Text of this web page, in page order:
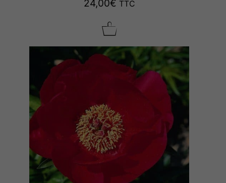
24,00€ TTC